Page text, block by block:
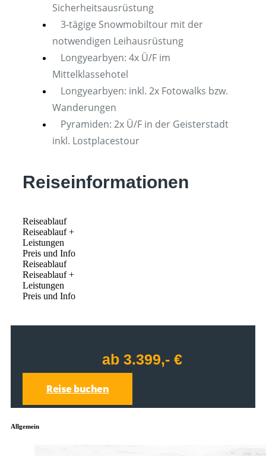
Sicherheitsausrüstung
3-tägige Snowmobiltour mit der
notwendigen Leihausrüstung
Longyearbyen: 4x Ü/F im
Mittelklassehotel
Longyearbyen: inkl. 2x Fotowalks bzw.
Wanderungen
Pyramiden: 2x Ü/F in der Geisterstadt
inkl. Lostplacestour
Reiseinformationen
Reiseablauf
Reiseablauf +
Leistungen
Preis und Info
Reiseablauf
Reiseablauf +
Leistungen
Preis und Info
ab 3.399,- €
Reise buchen
Allgemein